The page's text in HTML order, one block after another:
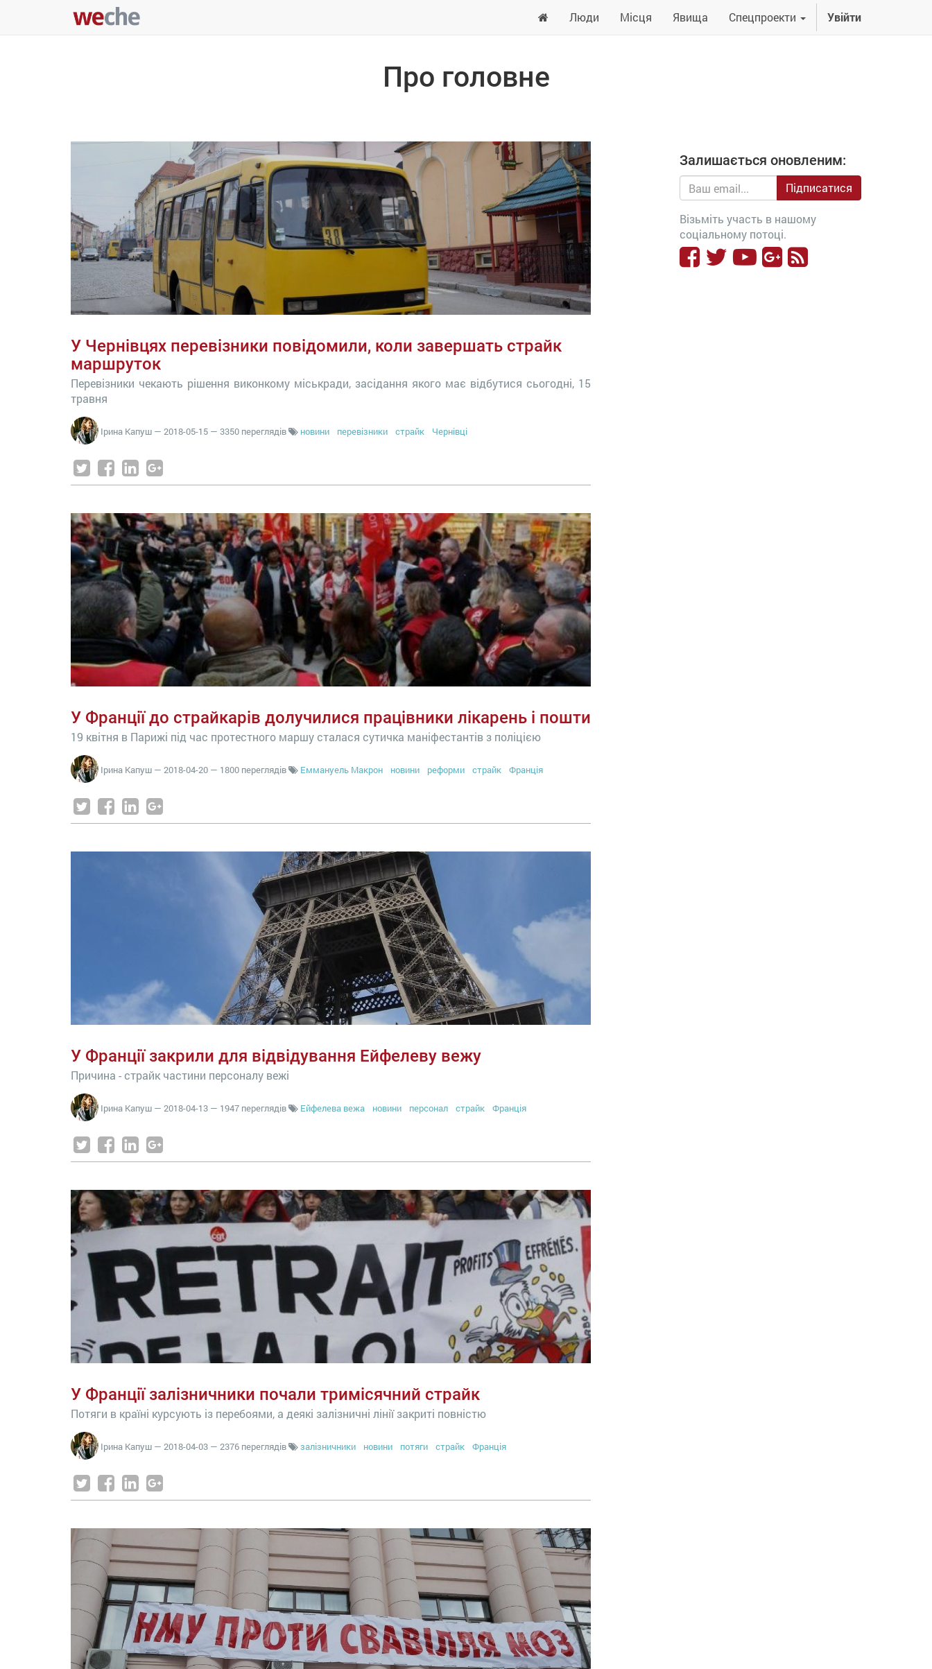
Люди Місця Явища Спецпроекти Увійти
Про головне
У Чернівцях перевізники повідомили, коли завершать страйк
маршруток
Перевізники чекають рішення виконкому міськради, засідання якого має відбутися сьогодні, 15
травня
Ірина Капуш — 2018-05-15 — 3350 переглядів новини перевізники страйк Чернівці
У Франції до страйкарів долучилися працівники лікарень і пошти
19 квітня в Парижі під час протестного маршу сталася сутичка маніфестантів з поліцією
Ірина Капуш — 2018-04-20 — 1800 переглядів Еммануель Макрон новини реформи страйк Франція
У Франції закрили для відвідування Ейфелеву вежу
Причина - страйк частини персоналу вежі
Ірина Капуш — 2018-04-13 — 1947 переглядів Ейфелева вежа новини персонал страйк Франція
У Франції залізничники почали тримісячний страйк
Потяги в країні курсують із перебоями, а деякі залізничні лінії закриті повністю
Ірина Капуш — 2018-04-03 — 2376 переглядів залізничники новини потяги страйк Франція
Залишається оновленим:
Підписатися
Візьміть участь в нашому
соціальному потоці.